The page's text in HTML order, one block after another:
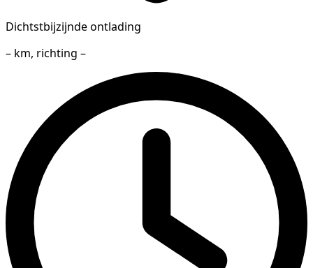
Dichtstbijzijnde ontlading
– km, richting –